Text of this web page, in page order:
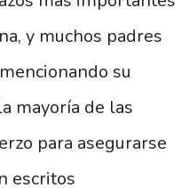
y muchos padres
su
mayoría de las
para asegurarse
escritos